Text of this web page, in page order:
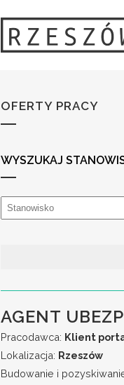
OFERTY PRACY
WYSZUKAJ
AGENT
Pracodawca: Klient
Lokalizacja: Rzeszów
Budowanie i